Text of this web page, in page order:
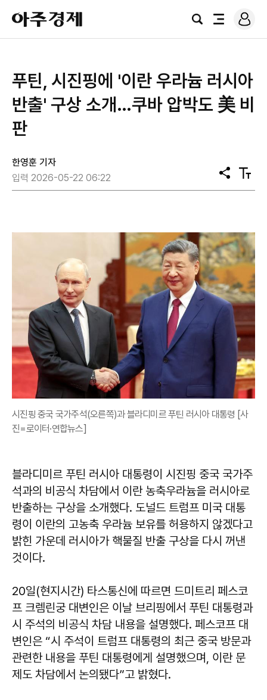
아
주
경
검
전
로
그
푸틴, 시진핑에 '이란 우라늄 러시아
반출' 구상 소개…쿠바 압박도 美 비
판
한영훈 기자
입력 2026-05-22 06:22
공
유
텍
스
시진핑 중국 국가주석(오른쪽)과 블라디미르 푸틴 러시아 대통령 [사
진=로이터·연합뉴스]
블라디미르 푸틴 러시아 대통령이 시진핑 중국 국가주
석과의 비공식 차담에서 이란 농축우라늄을 러시아로
반출하는 구상을 소개했다. 도널드 트럼프 미국 대통
령이 이란의 고농축 우라늄 보유를 허용하지 않겠다고
밝힌 가운데 러시아가 핵물질 반출 구상을 다시 꺼낸
것이다.
20일(현지시간) 타스통신에 따르면 드미트리 페스코
프 크렘린궁 대변인은 이날 브리핑에서 푸틴 대통령과
시 주석의 비공식 차담 내용을 설명했다. 페스코프 대
변인은 “시 주석이 트럼프 대통령의 최근 중국 방문과
관련한 내용을 푸틴 대통령에게 설명했으며, 이란 문
제도 차담에서 논의됐다”고 밝혔다.